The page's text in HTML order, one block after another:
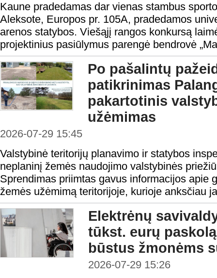
Kaune pradedamas dar vienas stambus
Aleksote, Europos pr. 105A, pradedamos
arenos statybos. Viešąjį rangos konkursą
projektinius pasiūlymus parengė bendrovė
Po pašalintų
patikrinimas
pakartotinis
užėmimas
2026-07-29 15:45
Valstybinė teritorijų planavimo ir statybos
neplaninį žemės naudojimo valstybinės
Sprendimas priimtas gavus informacijos apie
žemės užėmimą teritorijoje, kurioje anksčiau
Elektrėnų
tūkst. eurų
būstus žmonėms
2026-07-29 15:26